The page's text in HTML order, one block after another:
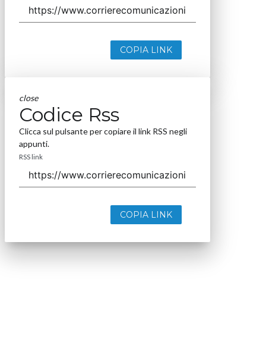
COPIA LINK
close
Codice Rss
Clicca sul pulsante per copiare il link RSS negli
appunti.
RSS link
COPIA LINK